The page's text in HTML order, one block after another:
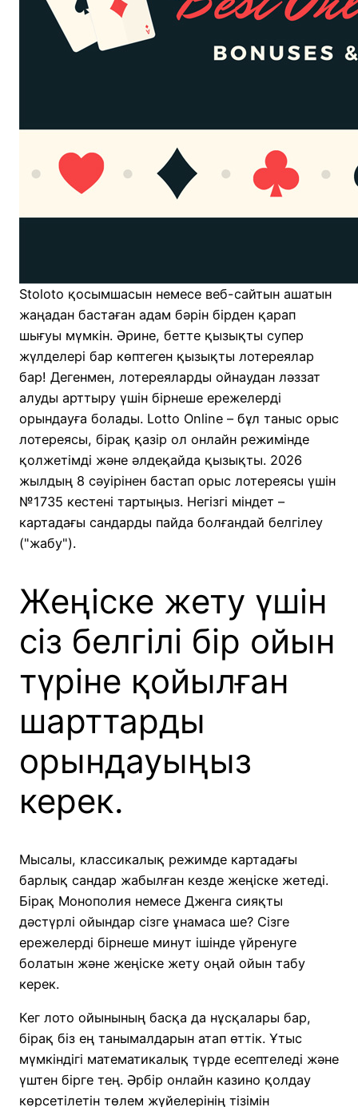
Stoloto қосымшасын немесе веб-сайтын ашатын
жаңадан бастаған адам бәрін бірден қарап
шығуы мүмкін. Әрине, бетте қызықты супер
жүлделері бар көптеген қызықты лотереялар
бар! Дегенмен, лотереяларды ойнаудан ләззат
алуды арттыру үшін бірнеше ережелерді
орындауға болады. Lotto Online – бұл таныс орыс
лотереясы, бірақ қазір ол онлайн режимінде
қолжетімді және әлдеқайда қызықты. 2026
жылдың 8 сәуірінен бастап орыс лотереясы үшін
№1735 кестені тартыңыз. Негізгі міндет –
картадағы сандарды пайда болғандай белгілеу
("жабу").
Жеңіске жету үшін
сіз белгілі бір ойын
түріне қойылған
шарттарды
орындауыңыз
керек.
Мысалы, классикалық режимде картадағы
барлық сандар жабылған кезде жеңіске жетеді.
Бірақ Монополия немесе Дженга сияқты
дәстүрлі ойындар сізге ұнамаса ше? Сізге
ережелерді бірнеше минут ішінде үйренуге
болатын және жеңіске жету оңай ойын табу
керек.
Кег лото ойынының басқа да нұсқалары бар,
бірақ біз ең танымалдарын атап өттік. Ұтыс
мүмкіндігі математикалық түрде есептеледі және
үштен бірге тең. Әрбір онлайн казино қолдау
көрсетілетін төлем жүйелерінің тізімін